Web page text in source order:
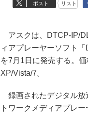
ポスト リスト
アスクは、DTCP-IP/
ィアプレーヤーソフト
を7月1日に発売する。
XP/Vista/7。
録画されたデジタル放
トワークメディアプレ